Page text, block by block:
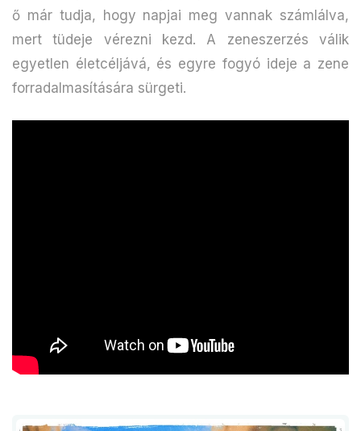
ő már tudja, hogy napjai meg vannak számlálva,
mert tüdeje vérezni kezd. A zeneszerzés válik
egyetlen életcéljává, és egyre fogyó ideje a zene
forradalmasítására sürgeti.